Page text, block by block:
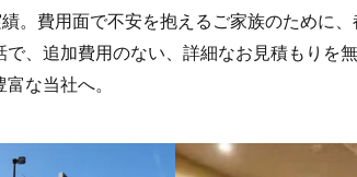
。費用面で不安を抱えるご家族のために
、追加費用のない、詳細なお見積もりを
な当社へ。